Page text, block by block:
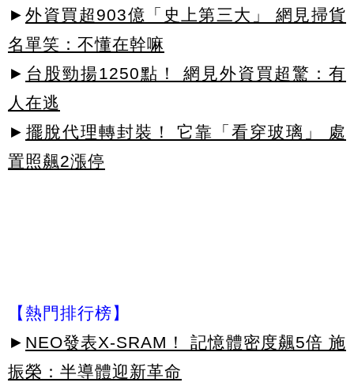
► 外資買超903億「史上第三大」 網見掃貨
名單笑：不懂在幹嘛
► 台股勁揚1250點！ 網見外資買超驚：有
人在逃
► 擺脫代理轉封裝！ 它靠「看穿玻璃」 處
置照飆2漲停
【熱門排行榜】
► NEO發表X-SRAM！ 記憶體密度飆5倍 施
振榮：半導體迎新革命